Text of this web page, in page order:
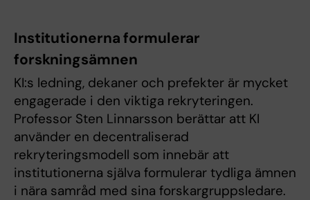
Institutionerna formulerar
forskningsämnen
KI:s ledning, dekaner och prefekter är mycket
engagerade i den viktiga rekryteringen.
Professor Sten Linnarsson berättar att KI
använder en decentraliserad
rekryteringsmodell som innebär att
institutionerna själva formulerar tydliga ämnen
i nära samråd med sina forskargruppsledare.